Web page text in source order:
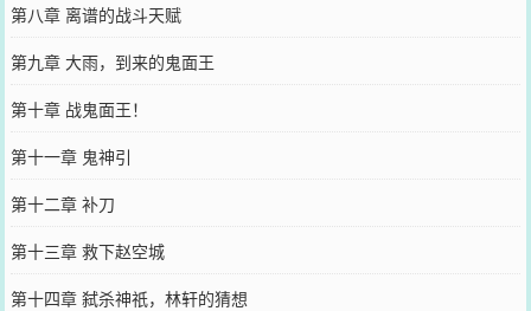
第八章 离谱的战斗天赋
第九章 大雨，到来的鬼面王
第十章 战鬼面王！
第十一章 鬼神引
第十二章 补刀
第十三章 救下赵空城
第十四章 弑杀神祇，林轩的猜想